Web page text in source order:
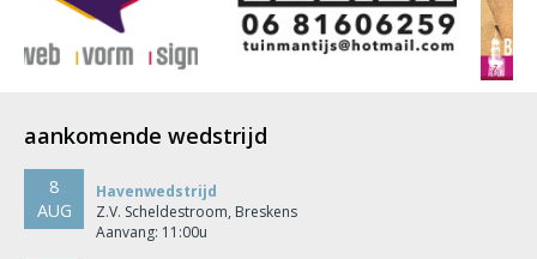
aankomende wedstrijd
8
AUG
Havenwedstrijd
Z.V. Scheldestroom, Breskens
Aanvang: 11:00u